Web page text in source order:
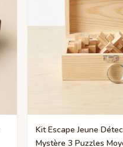
Kit Escape Jeune
Mystère 3 Puzzles